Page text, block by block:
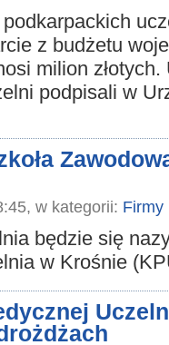
z budżetu
milion złotych.
podpisali w
w kategorii: Firmy
będzie się
w Krośnie